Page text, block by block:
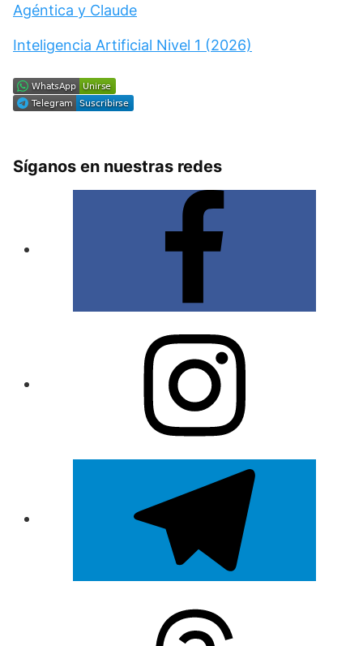
Agéntica y Claude
Inteligencia Artificial Nivel 1 (2026)
Síganos en nuestras redes